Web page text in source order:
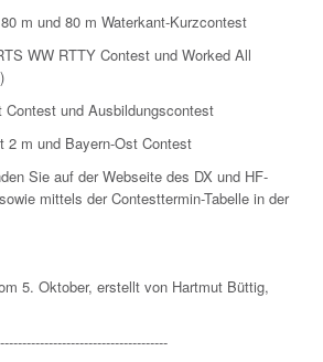
m und 80 m Waterkant-Kurzcontest
WW RTTY Contest und Worked All
und Ausbildungscontest
2 m und Bayern-Ost Contest
Sie auf der Webseite des DX und HF-
mittels der Contesttermin-Tabelle in der
5. Oktober, erstellt von Hartmut Büttig,